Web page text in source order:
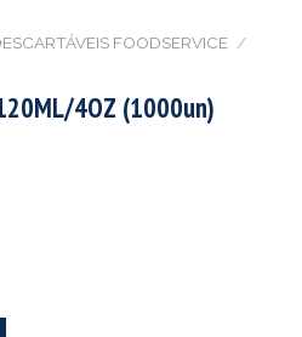
FOODSERVICE /
120ML/4OZ (1000un)